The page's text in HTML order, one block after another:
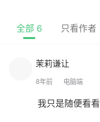
提现
全部 6 只看作者
茉莉谦让
8年前 电脑端
我只是随便看看